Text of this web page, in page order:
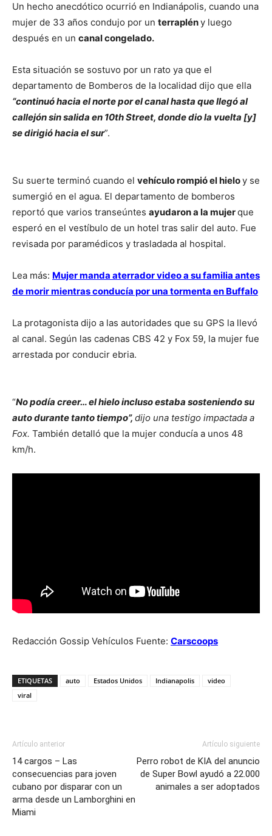
Un hecho anecdótico ocurrió en Indianápolis, cuando una
mujer de 33 años condujo por un terraplény luego
después en un canal congelado.
Esta situación se sostuvo por un rato ya que el
departamento de Bomberos de la localidad dijo que ella
“continuó hacia el norte por el canal hasta que llegó al
callejón sin salida en 10th Street, donde dio la vuelta [y]
se dirigió hacia el sur”.
Su suerte terminó cuando el vehículo rompió el hieloy se
sumergió en el agua. El departamento de bomberos
reportó que varios transeúntes ayudaron a la mujerque
esperó en el vestíbulo de un hotel tras salir del auto. Fue
revisada por paramédicos y trasladada al hospital.
Lea más: Mujer manda aterrador video a su familia antes
de morir mientras conducía por una tormenta en Buffalo
La protagonista dijo a las autoridades que su GPS la llevó
al canal. Según las cadenas CBS 42 y Fox 59, la mujer fue
arrestada por conducir ebria.
“No podía creer… el hielo incluso estaba sosteniendo su
auto durante tanto tiempo”, dijo una testigo impactada a
Fox. También detalló que la mujer conducía a unos 48
km/h.
Redacción Gossip Vehículos Fuente: Carscoops
ETIQUETAS auto Estados Unidos Indianapolis
video
viral
Artículo anterior
14 cargos – Las
consecuencias para joven
cubano por disparar con un
arma desde un Lamborghini en
Miami
Artículo siguiente
Perro robot de KIA del anuncio
de Super Bowl ayudó a 22.000
animales a ser adoptados